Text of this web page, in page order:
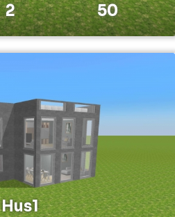
2 50
Hus1